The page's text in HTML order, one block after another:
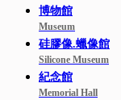
博物館
Museum
硅膠像.蠟像館
Silicone Museum
紀念館
Memorial Hall